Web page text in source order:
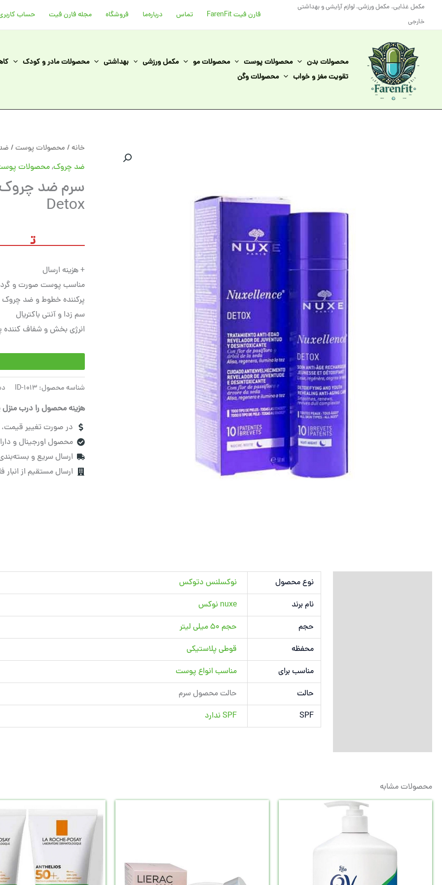
مکمل غذایی، مکمل ورزشی، لوازم آرایشی و بهداشتی
خارجی
فارن فیت FarenFit تماس درباره‌ما فروشگاه مجله فارن فیت حساب
محصولات بدن محصولات پوست محصولات مو مکمل ورزشی بهداشتی محصولات مادر و کودک
تقویت مغز و خواب
محصولات وگن
خانه/ محصولات پوست/
ضد چروک,محصولات
Detox
+ هزینه ارسال
مناسب پوست صورت و
پرکننده خطوط و ضد چروک
سم زدا و آنتی باکتریال
انرژی بخش و شفاف
سرم
ضد
شب
نوکس
عدد
شناسه محصول:ID-1013
هزینه محصول را درب منزل
در صورت تغییر قیمت،
محصول اورجینال و
ارسال سریع و
ارسال مستقیم از انبار
نوع محصول
نوکسلنس دتوکس
نام برند
nuxe نوکس
حجم
حجم 50 میلی لیتر
محفظه
قوطی پلاستیکی
مناسب برای
مناسب انواع پوست
حالت
حالت محصول سرم
SPF
SPF ندارد
محصولات مشابه